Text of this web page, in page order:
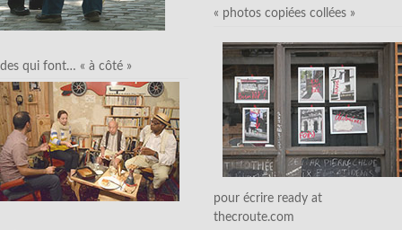
des qui font… « à côté »
« photos copiées collées »
pour écrire ready at
thecroute.com